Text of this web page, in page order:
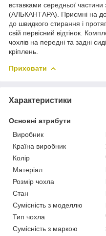
вставками середньої частини
(АЛЬКАНТАРА). Приємні на
до швидкого стирання і
свій первісний відтінок.
чохлів на передні та задні
кріплень.
Приховати
Характеристики
Основні атрибути
Виробник
Країна виробник
Колір
Матеріал
Розмір чохла
Стан
Сумісність з моделлю
Тип чохла
Сумісність з маркою